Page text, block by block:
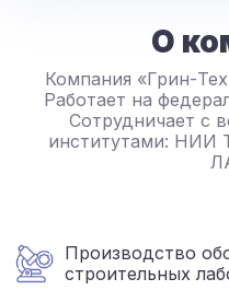
О
Компания «Грин-
Работает на
Сотрудничает с
институтами:
Производство
строительных